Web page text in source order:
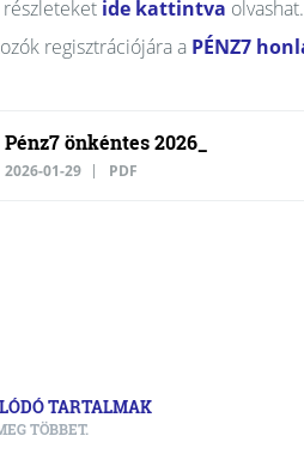
ide kattintva olvashat.
regisztrációjára a PÉNZ7
Pénz7 önkéntes 2026_
2026-01-29 PDF
TARTALMAK
TÖBBET.